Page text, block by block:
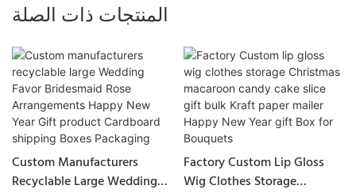
المنتجات ذات الصلة
Custom Manufacturers
Recyclable Large Wedding
Factory Custom Lip Gloss
Wig Clothes Storage